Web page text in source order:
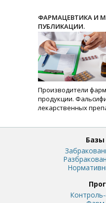
ФАРМАЦЕВТИКА И
ПУБЛИКАЦИИ.
Производители
продукции.
лекарственных